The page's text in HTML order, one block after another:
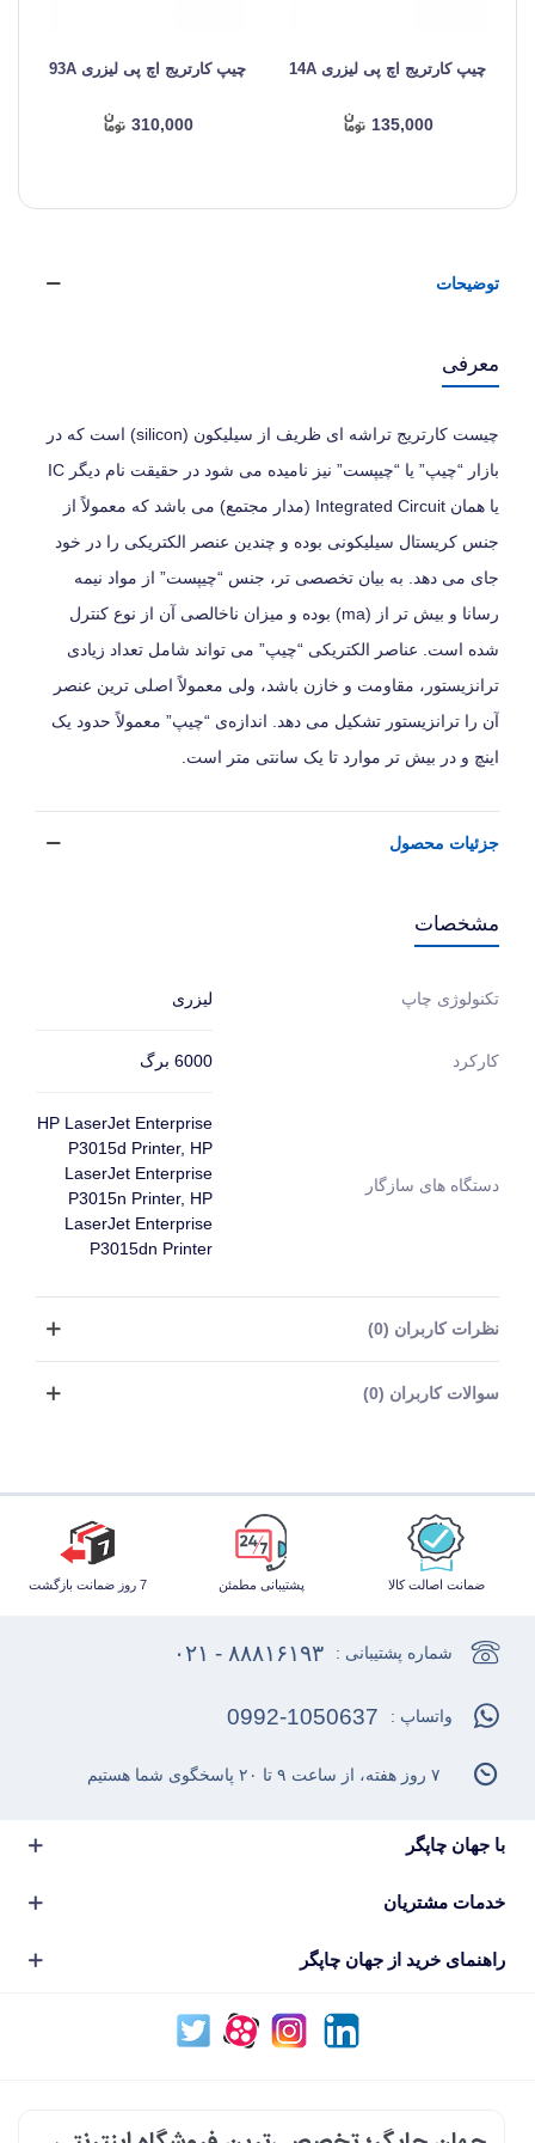
چیپ کارتریج اچ پی لیزری 14A
135,000
چیپ کارتریج اچ پی لیزری 93A
310,000
توضیحات
معرفی
چیست کارتریج تراشه ای ظریف از سیلیکون (silicon) است که در
بازار “چیپ” یا “چیپست” نیز نامیده می‌ شود در حقیقت نام دیگر IC
یا همان Integrated Circuit (مدار مجتمع) می‌ باشد که معمولاً از
جنس کریستال سیلیکونی بوده و چندین عنصر الکتریکی را در خود
جای می‌ دهد. به بیان تخصصی‌ تر، جنس “چیپست” از مواد نیمه‌
رسانا و بیش‌ تر از (ma) بوده و میزان ناخالصی آن از نوع کنترل
شده است. عناصر الکتریکی “چیپ” می‌ تواند شامل تعداد زیادی
ترانزیستور، مقاومت و خازن باشد، ولی معمولاً اصلی‌ ترین عنصر
آن را ترانزیستور تشکیل می‌ دهد. اندازه‌ی “چیپ” معمولاً حدود یک
اینچ و در بیش‌ تر موارد تا یک سانتی‌ متر است.
جزئیات محصول
مشخصات
تکنولوژی چاپ لیزری
کارکرد 6000 برگ
دستگاه های سازگار
HP LaserJet Enterprise
P3015d Printer, HP
LaserJet Enterprise
P3015n Printer, HP
LaserJet Enterprise
P3015dn Printer
نظرات کاربران (0)
سوالات کاربران (0)
ضمانت اصالت کالا پشتیبانی مطمئن 7 روز ضمانت بازگشت
با جهان چاپگر
خدمات مشتریان
راهنمای خرید از جهان چاپگر
شماره پشتیبانی : ۸۸۸۱۶۱۹۳ - ۰۲۱
واتساپ : 0992-1050637
۷ روز هفته، از ساعت ۹ تا ۲۰ پاسخگوی شما هستیم